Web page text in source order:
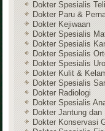
Dokter Spesialis
Dokter Paru &
Dokter Kejiwaan
Dokter Spesialis
Dokter Spesialis
Dokter Spesialis
Dokter Spesialis
Dokter Kulit &
Dokter Spesialis
Dokter Radiologi
Dokter Spesialis
Dokter Jantung
Dokter Konservasi